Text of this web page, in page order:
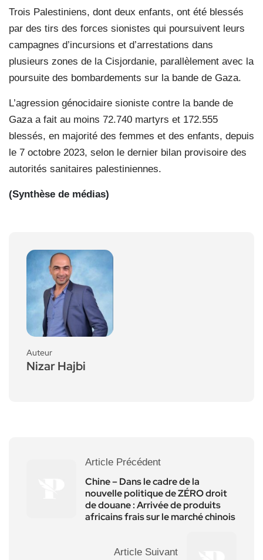
Trois Palestiniens, dont deux enfants, ont été blessés
par des tirs des forces sionistes qui poursuivent leurs
campagnes d’incursions et d’arrestations dans
plusieurs zones de la Cisjordanie, parallèlement avec la
poursuite des bombardements sur la bande de Gaza.
L’agression génocidaire sioniste contre la bande de
Gaza a fait au moins 72.740 martyrs et 172.555
blessés, en majorité des femmes et des enfants, depuis
le 7 octobre 2023, selon le dernier bilan provisoire des
autorités sanitaires palestiniennes.
(Synthèse de médias)
Auteur
Nizar Hajbi
Article Précédent
Chine – Dans le cadre de la
nouvelle politique de ZÉRO droit
de douane : Arrivée de produits
africains frais sur le marché chinois
Article Suivant